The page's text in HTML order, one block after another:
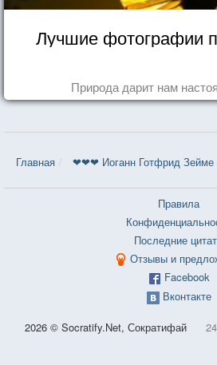
Лучшие фотографии
Природа дарит нам
Главная ❤❤❤ Иоганн Готфрид Зейме
Правила
Последние
Отзывы и
Facebook
Вконтакте
2026 © Socratify.Net, Сократифай